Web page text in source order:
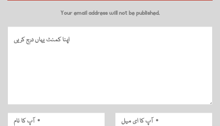
Your email address will not be published.